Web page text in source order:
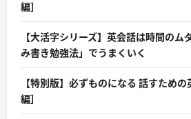
編］
【大活字シリーズ】英会話は時間のム
み書き勉強法」でうまくいく
【特別版】必ずものになる 話すため
編］